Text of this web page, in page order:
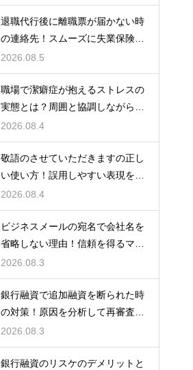
退職代行後に離職票が届かない時
の連絡先！スムーズに失業保険を
もらう術
2026.08.5
職場で潔癖症が抱えるストレスの
実態とは？周囲と協調しながら快
適に働く術
2026.08.4
敬語のさせていただきますの正し
い使い方！誤用しやすい表現を理
解する術
2026.08.4
ビジネスメールの宛名で会社名を
省略しない理由！信頼を得るマナ
ー
2026.08.3
銀行融資で追加融資を断られた時
の対策！原因を分析して再審査を
狙う
2026.08.3
銀行融資のリスケのデメリットと